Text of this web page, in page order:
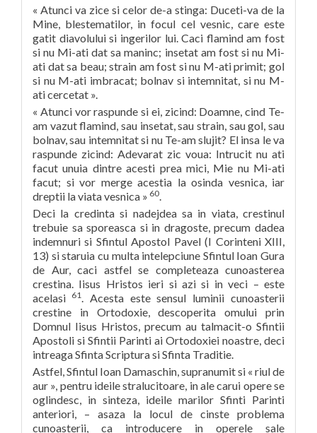
« Atunci va zice si celor de-a stinga: Duceti-va de la
Mine, blestematilor, in focul cel vesnic, care este
gatit diavolului si ingerilor lui. Caci flamind am fost
si nu Mi-ati dat sa maninc; insetat am fost si nu Mi-
ati dat sa beau; strain am fost si nu M-ati primit; gol
si nu M-ati imbracat; bolnav si intemnitat, si nu M-
ati cercetat ».
« Atunci vor raspunde si ei, zicind: Doamne, cind Te-
am vazut flamind, sau insetat, sau strain, sau gol, sau
bolnav, sau intemnitat si nu Te-am slujit? El insa le va
raspunde zicind: Adevarat zic voua: Intrucit nu ati
facut unuia dintre acesti prea mici, Mie nu Mi-ati
facut; si vor merge acestia la osinda vesnica, iar
dreptii la viata vesnica » 60.
Deci la credinta si nadejdea sa in viata, crestinul
trebuie sa sporeasca si in dragoste, precum dadea
indemnuri si Sfintul Apostol Pavel (I Corinteni XIII,
13) si staruia cu multa intelepciune Sfintul Ioan Gura
de Aur, caci astfel se completeaza cunoasterea
crestina. Iisus Hristos ieri si azi si in veci – este
acelasi 61. Acesta este sensul luminii cunoasterii
crestine in Ortodoxie, descoperita omului prin
Domnul Iisus Hristos, precum au talmacit-o Sfintii
Apostoli si Sfintii Parinti ai Ortodoxiei noastre, deci
intreaga Sfinta Scriptura si Sfinta Traditie.
Astfel, Sfintul Ioan Damaschin, supranumit si « riul de
aur », pentru ideile stralucitoare, in ale carui opere se
oglindesc, in sinteza, ideile marilor Sfinti Parinti
anteriori, – asaza la locul de cinste problema
cunoasterii, ca introducere in operele sale